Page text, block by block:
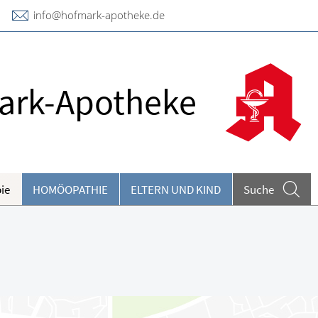
Apotheke
HOMÖOPATHIE ELTERN UND KIND Suche
info@hofmark-apotheke.de